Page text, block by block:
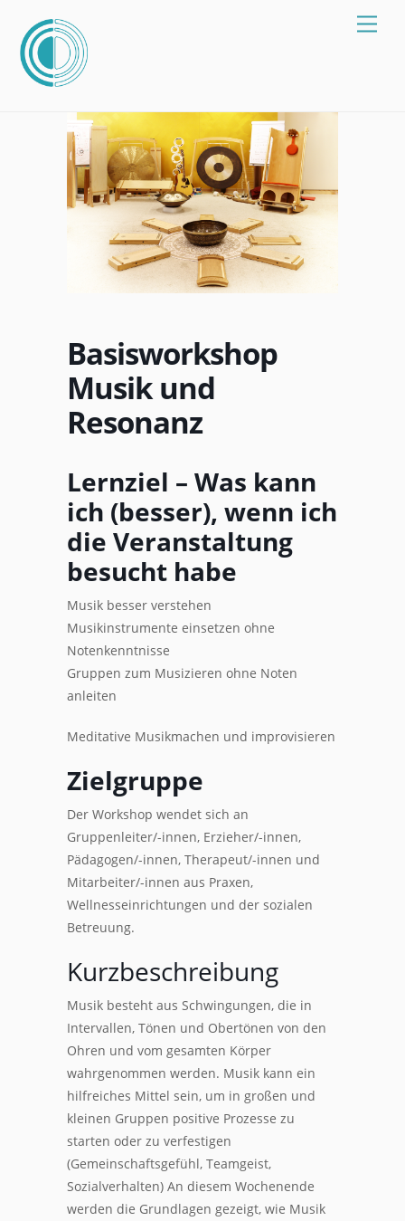
Inhalt
springen
Basisworkshop
Musik und
Resonanz
Lernziel – Was kann
ich (besser), wenn ich
die Veranstaltung
besucht habe
Musik besser verstehen
Musikinstrumente einsetzen ohne
Notenkenntnisse
Gruppen zum Musizieren ohne Noten
anleiten
Meditative Musikmachen und improvisieren
Zielgruppe
Der Workshop wendet sich an
Gruppenleiter/-innen, Erzieher/-innen,
Pädagogen/-innen, Therapeut/-innen und
Mitarbeiter/-innen aus Praxen,
Wellnesseinrichtungen und der sozialen
Betreuung.
Kurzbeschreibung
Musik besteht aus Schwingungen, die in
Intervallen, Tönen und Obertönen von den
Ohren und vom gesamten Körper
wahrgenommen werden. Musik kann ein
hilfreiches Mittel sein, um in großen und
kleinen Gruppen positive Prozesse zu
starten oder zu verfestigen
(Gemeinschaftsgefühl, Teamgeist,
Sozialverhalten) An diesem Wochenende
werden die Grundlagen gezeigt, wie Musik